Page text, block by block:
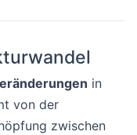
in
von der
zwischen